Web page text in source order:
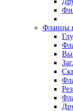
Фланцы